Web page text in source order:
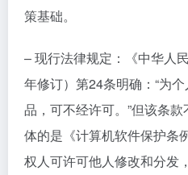
策基础。
– 现行法律规定：《中华人
年修订）第24条明确：“为
品，可不经许可。”但该条
体的是《计算机软件保护条
权人可许可他人修改和分发